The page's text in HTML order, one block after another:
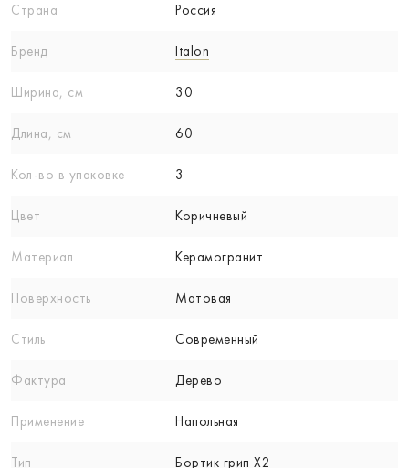
Страна Россия
Бренд Italon
Ширина, см 30
Длина, см 60
Кол-вo в упаковке 3
Цвет Коричневый
Материал Керамогранит
Поверхность Матовая
Стиль Современный
Фактура Дерево
Применение Напольная
Тип Бортик грип X2